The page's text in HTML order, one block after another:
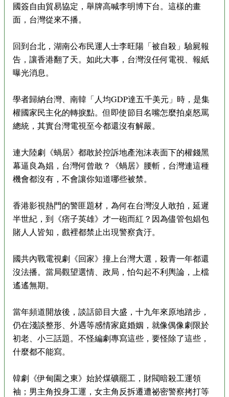
國簽自由貿易協定，舉牌高喊李明博下台。這樣的畫
面，台灣從來不播。
回到台北，湖南公布民運人士李旺陽「被自殺」驗屍報
告，讓香港翻了天。如此大事，台灣沒任何電視、報紙
曝光消息。
學者歸納台灣、南韓「人均GDP達五千美元」時，是集
權國家民主化的轉捩點。但即使節目名嘴怎麼拍桌怒罵
總統，其實台灣電視至今都還沒有解嚴。
連大陸劇《蝸居》都敢於控訴地產泡沫表面下的權錢黑
幕逼良為娼，台灣何曾敢？《蝸居》腰斬，台灣連這種
機會都沒有，不會讓你知道哪些被禁。
香港影視熱門的警匪題材，為何在台灣沒人敢拍，延遲
半世紀，到《痞子英雄》才一砲而紅？因為儘管包娼包
賭人人皆知，戲裡都禁止出現警察貪汙。
國共內戰電視劇《回家》撞上台灣大選，殺青一年都還
沒法播。當局觀望選情、政局，怕勾起不利輿論，上檔
遙遙無期。
當年頻道開放後，談話節目大盛，十九年來原地踏步，
仍在淺談整形、外遇等感情家庭婚姻，就像偶像劇限於
初老、小三話題。不怪編劇專寫這些，要怪除了這些，
什麼都不能寫。
韓劇《伊甸園之東》始於煤礦罷工，財閥暗殺工運領
袖；男主角投身工運，女主角反拆遷遭祕密警察拷打等